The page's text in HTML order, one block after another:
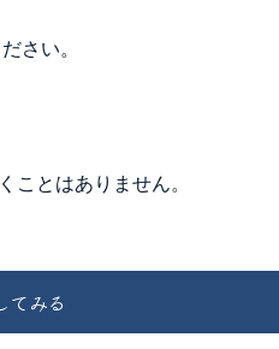
さい。
ことはありません。
てみる